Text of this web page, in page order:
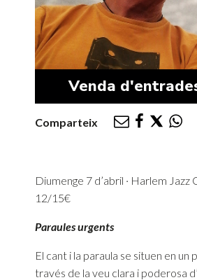
Venda
Comparteix
Diumenge 7 d’abril · Harlem Jazz
12/15€
Paraules urgents
El cant i la paraula se situen en un
través de la veu clara i poderosa